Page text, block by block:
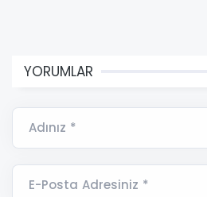
YORUMLAR
Adınız *
E-Posta Adresiniz *